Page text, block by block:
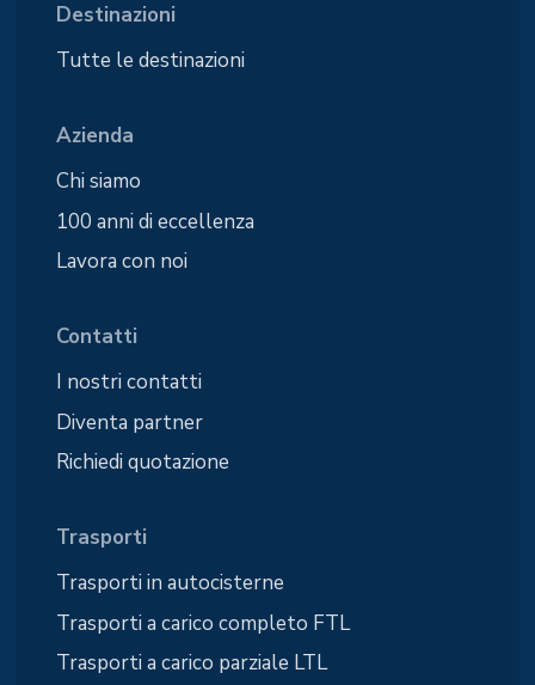
Destinazioni
Tutte le destinazioni
Azienda
Chi siamo
100 anni di eccellenza
Lavora con noi
Contatti
I nostri contatti
Diventa partner
Richiedi quotazione
Trasporti
Trasporti in autocisterne
Trasporti a carico completo FTL
Trasporti a carico parziale LTL